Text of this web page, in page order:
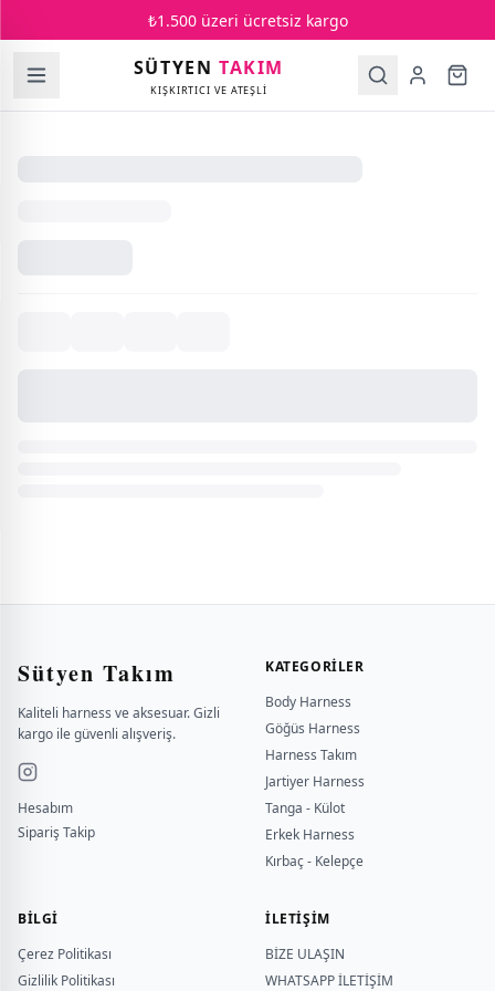
₺1.500 üzeri ücretsiz kargo
SÜTYENTAKIM
KIŞKIRTICI VE ATEŞLİ
Sütyen Takım
Kaliteli harness ve aksesuar. Gizli
kargo ile güvenli alışveriş.
Hesabım
Sipariş Takip
KATEGORILER
Body Harness
Göğüs Harness
Harness Takım
Jartiyer Harness
Tanga - Külot
Erkek Harness
Kırbaç - Kelepçe
BILGI
Çerez Politikası
Gizlilik Politikası
İLETİŞİM
BİZE ULAŞIN
WHATSAPP İLETİŞİM